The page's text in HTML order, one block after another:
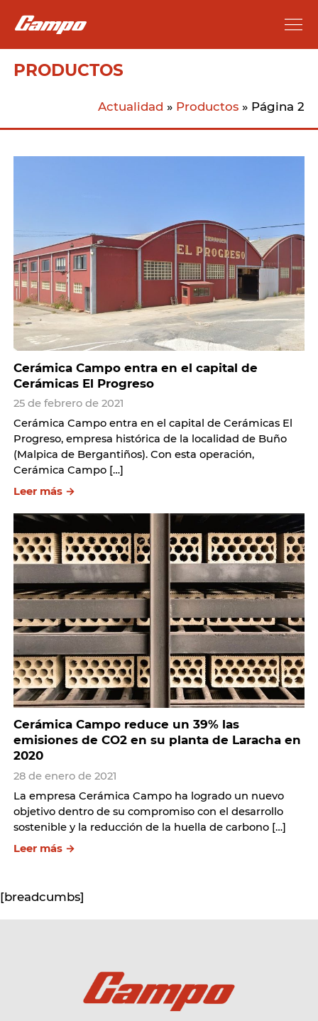
PRODUCTOS
Actualidad » Productos » Página 2
Cerámica Campo entra en el capital de
Cerámicas El Progreso
25 de febrero de 2021
Cerámica Campo entra en el capital de Cerámicas El
Progreso, empresa histórica de la localidad de Buño
(Malpica de Bergantiños). Con esta operación,
Cerámica Campo […]
Leer más →
Cerámica Campo reduce un 39% las
emisiones de CO2 en su planta de Laracha en
2020
28 de enero de 2021
La empresa Cerámica Campo ha logrado un nuevo
objetivo dentro de su compromiso con el desarrollo
sostenible y la reducción de la huella de carbono […]
Leer más →
[breadcumbs]